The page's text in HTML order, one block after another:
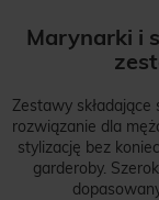
Marynarki i
Zestawy
rozwiązanie dla
stylizację bez
garderoby.